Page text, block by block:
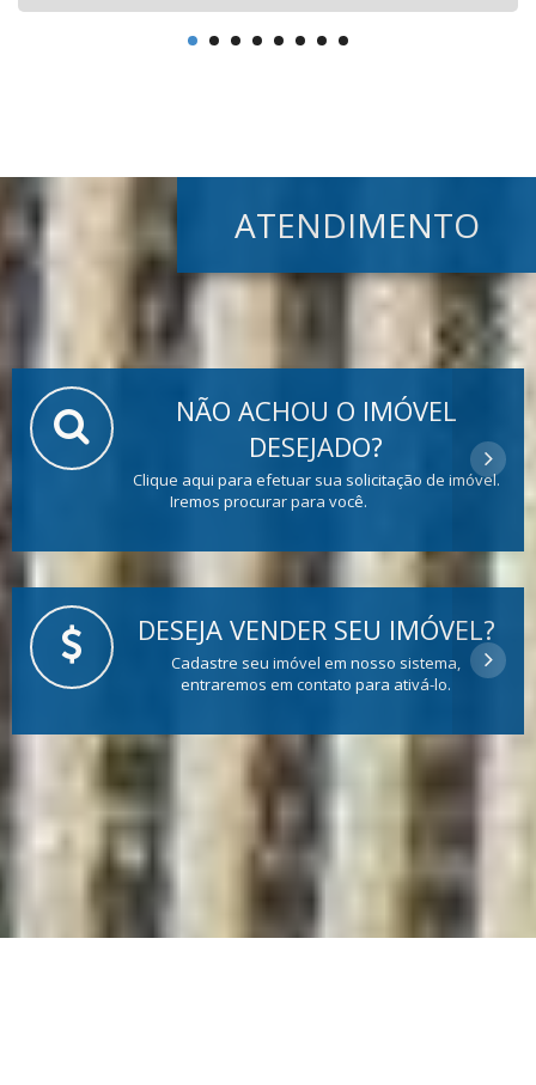
ATENDIMENTO
NÃO ACHOU O IMÓVEL
DESEJADO?
Clique aqui para efetuar sua solicitação de imóvel.
Iremos procurar para você.
DESEJA VENDER SEU IMÓVEL?
Cadastre seu imóvel em nosso sistema,
entraremos em contato para ativá-lo.